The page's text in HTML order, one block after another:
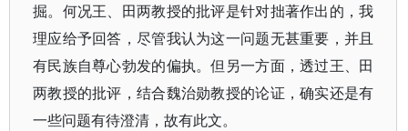
掘。何况王、田两教授的批评是针对拙著作出的，我
理应给予回答，尽管我认为这一问题无甚重要，并且
有民族自尊心勃发的偏执。但另一方面，透过王、田
两教授的批评，结合魏治勋教授的论证，确实还是有
一些问题有待澄清，故有此文。